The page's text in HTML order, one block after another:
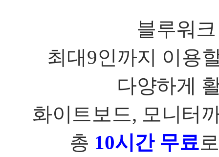
블루워
최대9인까지 이용
다양하게
화이트보드, 모니터
총 10시간 무료